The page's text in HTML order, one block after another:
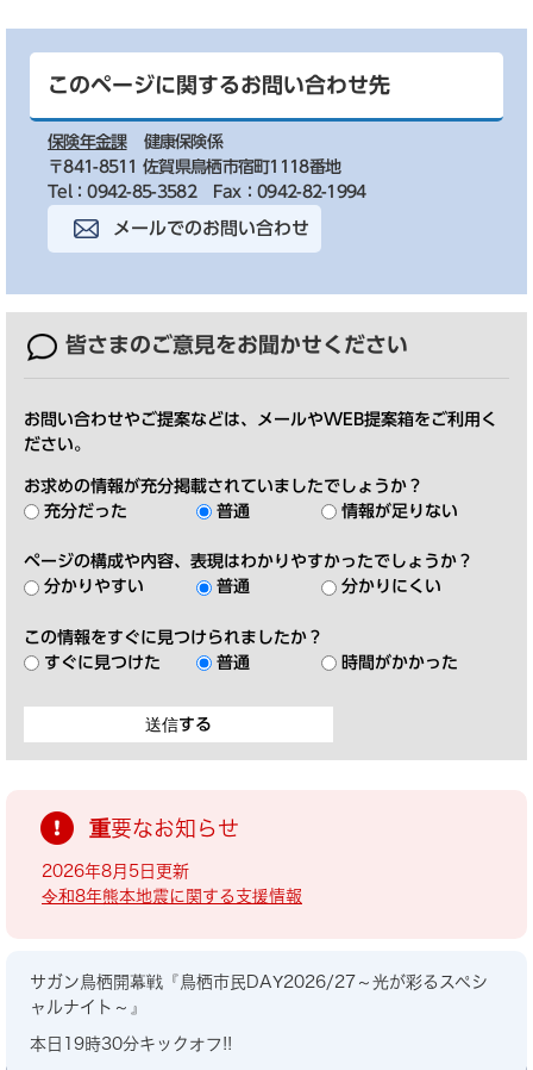
このページに関するお問い合わせ先
保険年金課
健康保険係
〒841-8511 佐賀県鳥栖市宿町1118番地
Tel：0942-85-3582
Fax：0942-82-1994
メールでのお問い合わせ
皆さまのご意見をお聞かせください
お問い合わせやご提案などは、メールやWEB提案箱をご利用く
ださい。
お求めの情報が充分掲載されていましたでしょうか？
充分だった
普通 情報が足りない
ページの構成や内容、表現はわかりやすかったでしょうか？
分かりやすい
普通 分かりにくい
この情報をすぐに見つけられましたか？
すぐに見つけた
普通 時間がかかった
重要なお知らせ
2026年8月5日更新
令和8年熊本地震に関する支援情報
サガン鳥栖開幕戦『鳥栖市民DAY2026/27～光が彩るスペシ
ャルナイト～』
本日19時30分キックオフ!!